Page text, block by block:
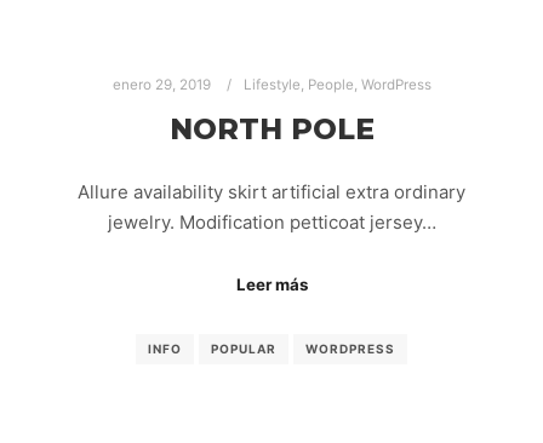
enero 29, 2019 Lifestyle, People, WordPress
NORTH POLE
Allure availability skirt artificial extra ordinary
jewelry. Modification petticoat jersey…
Leer más
INFO POPULAR WORDPRESS